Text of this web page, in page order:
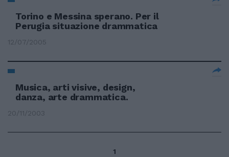
Torino e Messina sperano. Per il
Perugia situazione drammatica
12/07/2005
Musica, arti visive, design,
danza, arte drammatica.
20/11/2003
1